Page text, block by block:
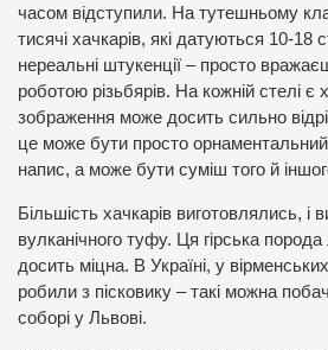
часом відступили. На тутешньому
тисячі хачкарів, які датуються 10-18
нереальні штукенції – просто
роботою різьбярів. На кожній стелі є
зображення може досить сильно
це може бути просто
напис, а може бути суміш того й
Більшість хачкарів виготовлялись, і
вулканічного туфу. Ця гірська
досить міцна. В Україні, у
робили з пісковику – такі можна
соборі у Львові.